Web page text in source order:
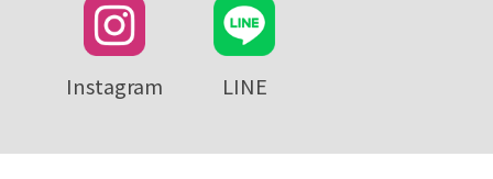
Instagram LINE